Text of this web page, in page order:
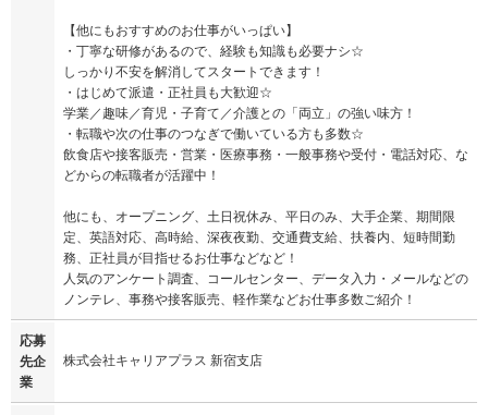
【他にもおすすめのお仕事がいっぱい】
・丁寧な研修があるので、経験も知識も必要ナシ☆
しっかり不安を解消してスタートできます！
・はじめて派遣・正社員も大歓迎☆
学業／趣味／育児・子育て／介護との「両立」の強い味方！
・転職や次の仕事のつなぎで働いている方も多数☆
飲食店や接客販売・営業・医療事務・一般事務や受付・電話対応、な
どからの転職者が活躍中！
他にも、オープニング、土日祝休み、平日のみ、大手企業、期間限
定、英語対応、高時給、深夜夜勤、交通費支給、扶養内、短時間勤
務、正社員が目指せるお仕事などなど！
人気のアンケート調査、コールセンター、データ入力・メールなどの
ノンテレ、事務や接客販売、軽作業などお仕事多数ご紹介！
応募
先企
業
株式会社キャリアプラス 新宿支店